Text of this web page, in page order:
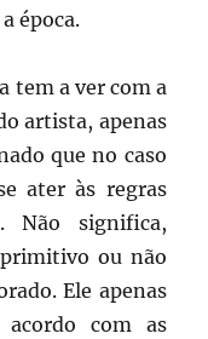
época.
tem a ver com a
artista, apenas
que no caso
ater às regras
Não significa,
ou não
Ele apenas
com as